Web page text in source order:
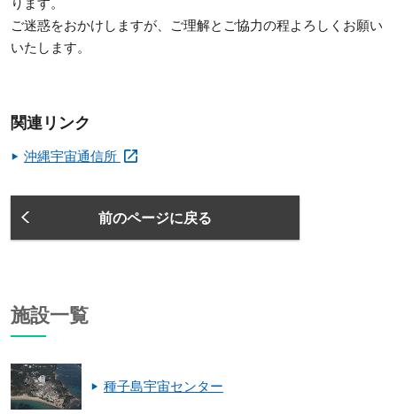
ご迷惑をおかけしますが、ご理解とご協力の程よろしくお願い
いたします。
関連リンク
沖縄宇宙通信所
前のページに戻る
施設一覧
種子島宇宙センター